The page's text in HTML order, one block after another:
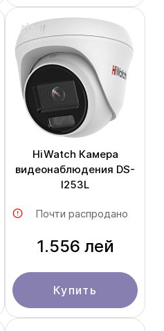
HiWatch Камера
видеонаблюдения DS-
I253L
Почти распродано
1.556 лей
Купить